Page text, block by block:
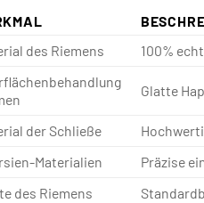
des Riemens
100%
Glatte
der Schließe
Materialien
Präzise
des Riemens